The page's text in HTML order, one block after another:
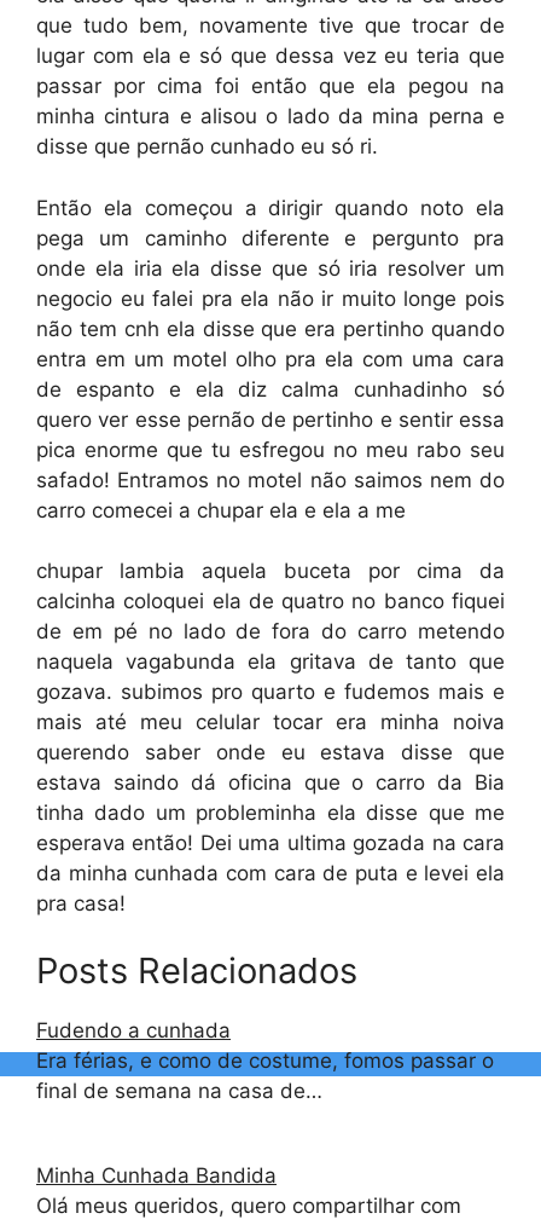
que tudo bem, novamente tive que trocar de
lugar com ela e só que dessa vez eu teria que
passar por cima foi então que ela pegou na
minha cintura e alisou o lado da mina perna e
disse que pernão cunhado eu só ri.
Então ela começou a dirigir quando noto ela
pega um caminho diferente e pergunto pra
onde ela iria ela disse que só iria resolver um
negocio eu falei pra ela não ir muito longe pois
não tem cnh ela disse que era pertinho quando
entra em um motel olho pra ela com uma cara
de espanto e ela diz calma cunhadinho só
quero ver esse pernão de pertinho e sentir essa
pica enorme que tu esfregou no meu rabo seu
safado! Entramos no motel não saimos nem do
carro comecei a chupar ela e ela a me
chupar lambia aquela buceta por cima da
calcinha coloquei ela de quatro no banco fiquei
de em pé no lado de fora do carro metendo
naquela vagabunda ela gritava de tanto que
gozava. subimos pro quarto e fudemos mais e
mais até meu celular tocar era minha noiva
querendo saber onde eu estava disse que
estava saindo dá oficina que o carro da Bia
tinha dado um probleminha ela disse que me
esperava então! Dei uma ultima gozada na cara
da minha cunhada com cara de puta e levei ela
pra casa!
Posts Relacionados
Fudendo a cunhada
Era férias, e como de costume, fomos passar o
final de semana na casa de…
Minha Cunhada Bandida
Olá meus queridos, quero compartilhar com